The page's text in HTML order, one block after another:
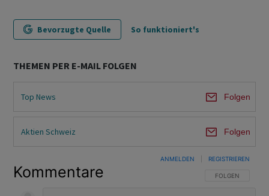
Bevorzugte Quelle So funktioniert's
THEMEN PER E-MAIL FOLGEN
Top News Folgen
Aktien Schweiz Folgen
Kommentare FOLGE DIESER
FOLGEN
ANMELDEN REGISTRIEREN